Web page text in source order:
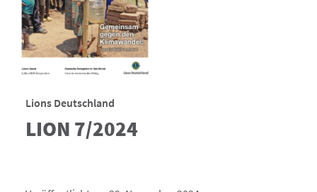
Lions Deutschland
LION 7/2024